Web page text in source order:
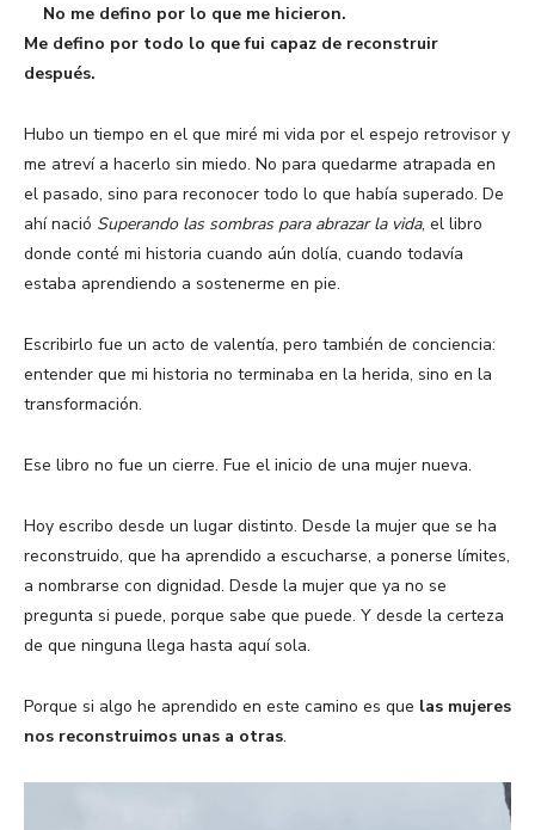
No me defino por lo que me hicieron.
Me defino por todo lo que fui capaz de reconstruir
después.
Hubo un tiempo en el que miré mi vida por el espejo retrovisor y
me atreví a hacerlo sin miedo. No para quedarme atrapada en
el pasado, sino para reconocer todo lo que había superado. De
ahí nació Superando las sombras para abrazar la vida, el libro
donde conté mi historia cuando aún dolía, cuando todavía
estaba aprendiendo a sostenerme en pie.
Escribirlo fue un acto de valentía, pero también de conciencia:
entender que mi historia no terminaba en la herida, sino en la
transformación.
Ese libro no fue un cierre. Fue el inicio de una mujer nueva.
Hoy escribo desde un lugar distinto. Desde la mujer que se ha
reconstruido, que ha aprendido a escucharse, a ponerse límites,
a nombrarse con dignidad. Desde la mujer que ya no se
pregunta si puede, porque sabe que puede. Y desde la certeza
de que ninguna llega hasta aquí sola.
Porque si algo he aprendido en este camino es que las mujeres
nos reconstruimos unas a otras.